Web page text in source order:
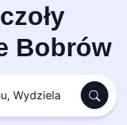
Bobrów